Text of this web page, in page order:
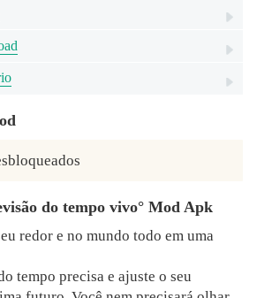
do tempo vivo° Mod Apk
redor e no mundo todo em uma
tempo precisa e ajuste o seu